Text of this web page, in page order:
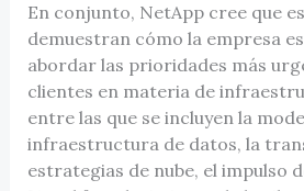
En conjunto, NetApp cree que
demuestran cómo la empresa
abordar las prioridades más
clientes en materia de
entre las que se incluyen la
infraestructura de datos, la
estrategias de nube, el impulso